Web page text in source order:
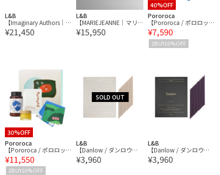
L&B
【Imaginary Authors｜イ
マジナリー・オーサー
ズ】EDP 50ml THE SOFT
¥21,450
L&B
【MARIEJEANNE｜マリ
ージャンヌ】ルームミス
ト Brume d‘hiver ブリュ
¥15,950
40%OFF
Pororoca
【Pororoca / ポロロッ
カ】TTT MSW × Pororo
ca Bath Salts & Bandana
Set
¥7,590
2BUY10%OFF
30%OFF
Pororoca
【Pororoca / ポロロッ
カ】TTT MSW × Pororo
ca Limited Gift Box
¥11,550
2BUY10%OFF
L&B
【Danlow / ダンロウ】
インセンススティックス
¥3,960
L&B
【Danlow / ダンロウ】
インセンススティックス
¥3,960